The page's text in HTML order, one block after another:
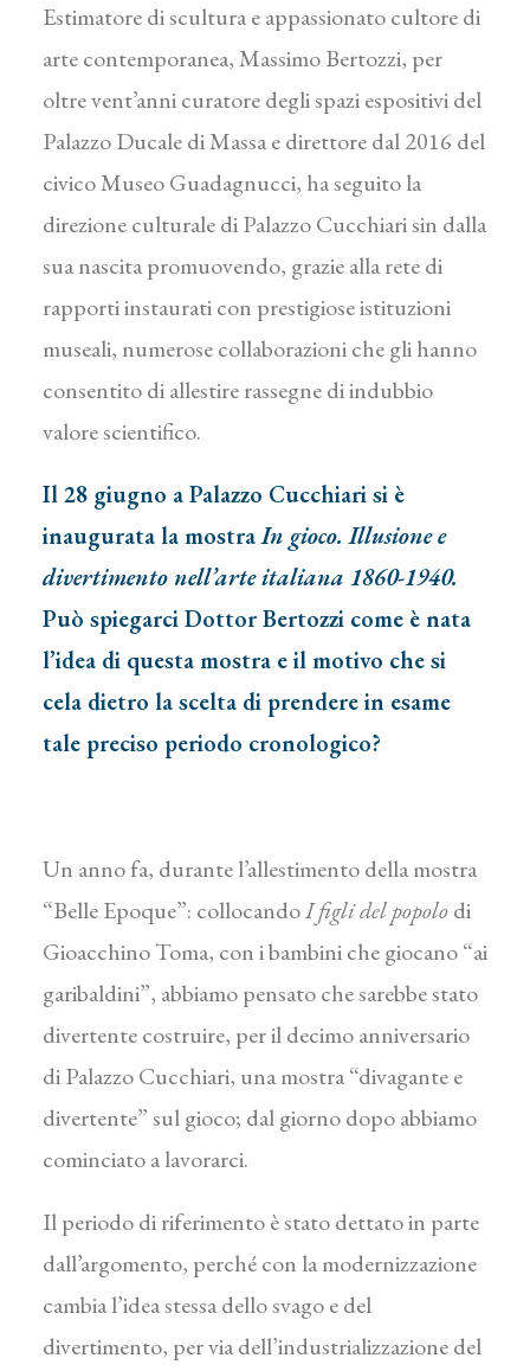
Estimatore di scultura e appassionato cultore di
arte contemporanea, Massimo Bertozzi, per
oltre vent’anni curatore degli spazi espositivi del
Palazzo Ducale di Massa e direttore dal 2016 del
civico Museo Guadagnucci, ha seguito la
direzione culturale di Palazzo Cucchiari sin dalla
sua nascita promuovendo, grazie alla rete di
rapporti instaurati con prestigiose istituzioni
museali, numerose collaborazioni che gli hanno
consentito di allestire rassegne di indubbio
valore scientifico.
Il 28 giugno a Palazzo Cucchiari si è
inaugurata la mostraIn gioco. Illusione e
divertimento nell’arte italiana 1860-1940.
Può spiegarci Dottor Bertozzi come è nata
l’idea di questa mostra e il motivo che si
cela dietro la scelta di prendere in esame
tale preciso periodo cronologico?
Un anno fa, durante l’allestimento della mostra
“Belle Epoque”: collocandoI figli del popolodi
Gioacchino Toma, con i bambini che giocano “ai
garibaldini”, abbiamo pensato che sarebbe stato
divertente costruire, per il decimo anniversario
di Palazzo Cucchiari, una mostra “divagante e
divertente” sul gioco; dal giorno dopo abbiamo
cominciato a lavorarci.
Il periodo di riferimento è stato dettato in parte
dall’argomento, perché con la modernizzazione
cambia l’idea stessa dello svago e del
divertimento, per via dell’industrializzazione del